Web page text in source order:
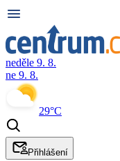
neděle 9. 8.
ne 9. 8.
29°C
Přihlášení